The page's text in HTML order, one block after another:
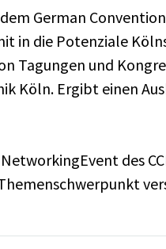
German
in die Potenziale
Tagungen und
Köln. Ergibt einen
des